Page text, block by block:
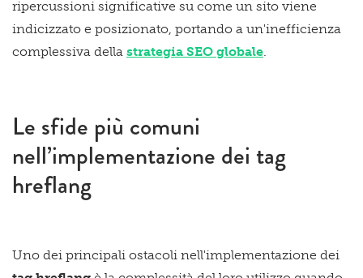
ripercussioni significative su come un sito viene
indicizzato e posizionato, portando a un'inefficienza
complessiva della strategia SEO globale
Le sfide più comuni
nell’implementazione dei tag
hreflang
Uno dei principali ostacoli nell'implementazione dei